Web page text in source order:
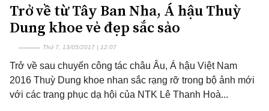
Trở về từ Tây Ban Nha, Á hậu Thuỳ
Dung khoe vẻ đẹp sắc sảo
Thứ 7, 13/05/2017 | 12:07
Trở về sau chuyến công tác châu Âu, Á hậu Việt Nam
2016 Thuỳ Dung khoe nhan sắc rạng rỡ trong bộ ảnh mới
với các trang phục dạ hội của NTK Lê Thanh Hoà...